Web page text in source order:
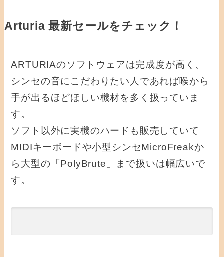
Arturia 最新セールをチェック！
ARTURIAのソフトウェアは完成度が高く、
シンセの音にこだわりたい人であれば喉から
手が出るほどほしい機材を多く扱っていま
す。
ソフト以外に実機のハードも販売していて
MIDIキーボードや小型シンセMicroFreakか
ら大型の「PolyBrute」まで扱いは幅広いで
す。